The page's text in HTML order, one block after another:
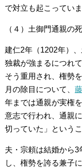
で対立も起こっていま
（４）土御門通親の
建仁2年（1202年）
独裁が強まるにつれ
そう重用され、権勢
月の除目について、
年までは通親が実権
意志で行われ、通親
切っていた」というこ
夫・宗頼は結婚から
し、権勢を誇る兼子